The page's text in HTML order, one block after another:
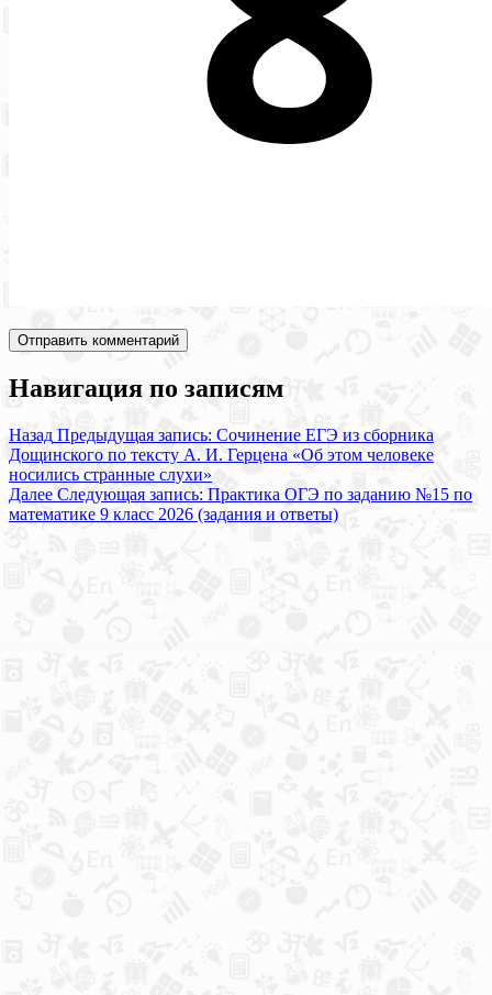
Навигация по записям
Назад Предыдущая запись: Сочинение ЕГЭ из сборника
Дощинского по тексту А. И. Герцена «Об этом человеке
носились странные слухи»
Далее Следующая запись: Практика ОГЭ по заданию №15 по
математике 9 класс 2026 (задания и ответы)